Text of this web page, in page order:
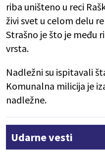
riba uništeno u reci
živi svet u celom delu
Strašno je što je među
vrsta.
Nadležni su ispitavali
Komunalna milicija je
nadležne.
Udarne vesti